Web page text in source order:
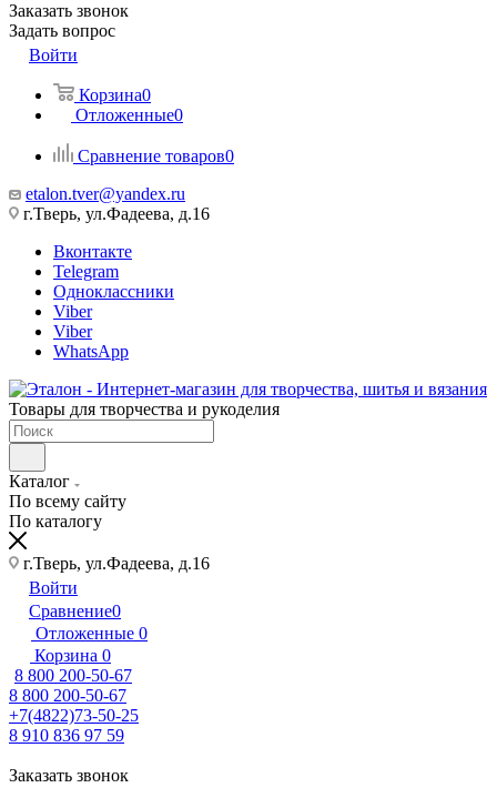
Заказать звонок
Задать вопрос
Войти
Корзина0
Отложенные0
Сравнение товаров0
etalon.tver@yandex.ru
г.Тверь, ул.Фадеева, д.16
Вконтакте
Telegram
Одноклассники
Viber
Viber
WhatsApp
Товары для творчества и рукоделия
Каталог
По всему сайту
По каталогу
г.Тверь, ул.Фадеева, д.16
Войти
Сравнение0
Отложенные 0
Корзина 0
8 800 200-50-67
8 800 200-50-67
+7(4822)73-50-25
8 910 836 97 59
Заказать звонок